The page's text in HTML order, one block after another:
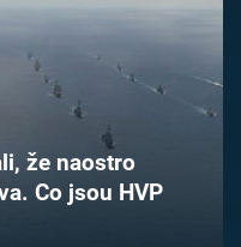
že naostro
Co jsou HVP